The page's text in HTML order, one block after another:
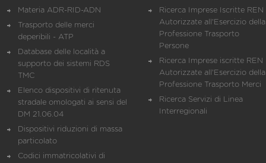
Materia ADR-RID-ADN
Trasporto delle merci
deperibili - ATP
Database delle località a
supporto dei sistemi RDS
TMC
Elenco dispositivi di ritenuta
stradale omologati ai sensi del
DM 21.06.04
Dispositivi riduzioni di massa
particolato
Codici immatricolativi di
Ricerca Imprese Iscritte REN
Autorizzate all'Esercizio della
Professione Trasporto
Persone
Ricerca Imprese iscritte REN
Autorizzate all'Esercizio della
Professione Trasporto Merci
Ricerca Servizi di Linea
Interregionali